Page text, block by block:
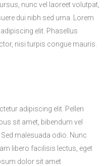
nunc vel laoreet volutpat,
dui nibh sed urna. Lorem
elit. Phasellus
nisi turpis congue mauris.
adipiscing elit. Pellen
sit amet, bibendum vel
malesuada odio. Nunc
libero facilisis lectus, eget
dolor sit amet